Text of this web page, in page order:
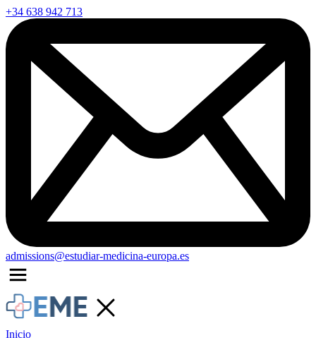
+34 638 942 713
admissions@estudiar-medicina-europa.es
Inicio